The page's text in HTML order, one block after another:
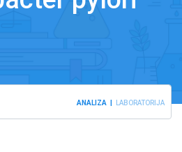
ANALIZA LABORATORIJA